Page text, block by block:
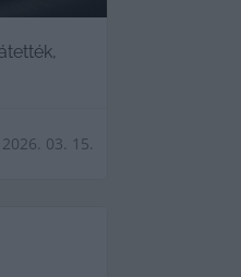
2026. 03. 15.